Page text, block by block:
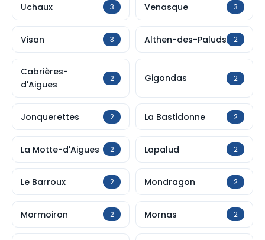
Uchaux 3 Venasque 3
Visan 3 Althen-des-Paluds 2
Cabrières-
d'Aigues
2 Gigondas 2
Jonquerettes 2 La Bastidonne 2
La Motte-d'Aigues 2 Lapalud 2
Le Barroux 2 Mondragon 2
Mormoiron 2 Mornas 2